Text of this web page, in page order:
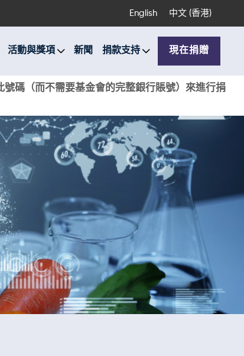
English 中文 (香港)
活動與獎項 新聞 捐款支持 現在捐贈
號碼（而不需要基金會的完整銀行賬號）來進行捐